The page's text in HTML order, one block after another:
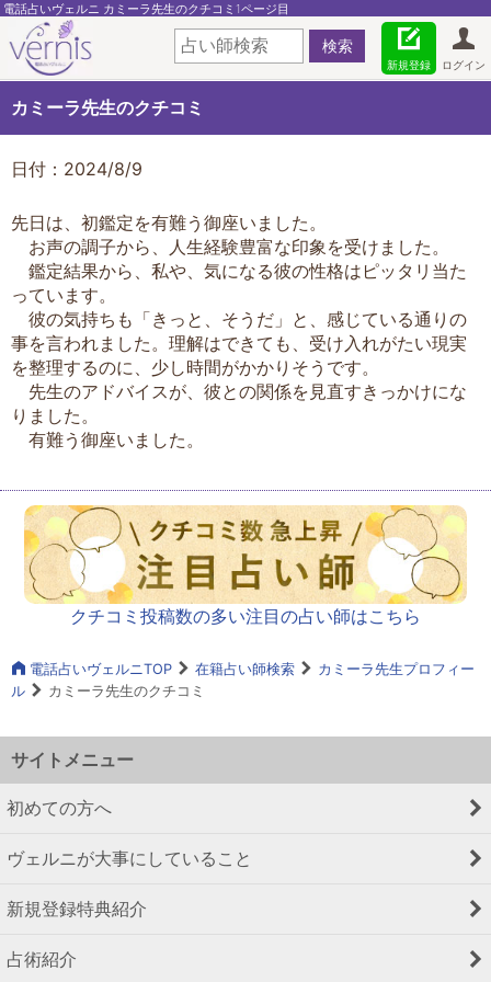
電話占いヴェルニ カミーラ先生のクチコミ1ページ目
ログイン
新規登録
カミーラ先生のクチコミ
日付：2024/8/9
先日は、初鑑定を有難う御座いました。
お声の調子から、人生経験豊富な印象を受けました。
鑑定結果から、私や、気になる彼の性格はピッタリ当た
っています。
彼の気持ちも「きっと、そうだ」と、感じている通りの
事を言われました。理解はできても、受け入れがたい現実
を整理するのに、少し時間がかかりそうです。
先生のアドバイスが、彼との関係を見直すきっかけにな
りました。
有難う御座いました。
クチコミ投稿数の多い注目の占い師はこちら
電話占いヴェルニTOP 在籍占い師検索
カミーラ先生プロフィー
ル
カミーラ先生のクチコミ
サイトメニュー
初めての方へ
ヴェルニが大事にしていること
新規登録特典紹介
占術紹介